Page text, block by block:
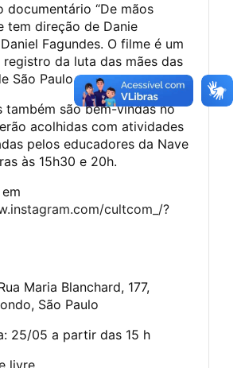
documentário “De mãos
tem direção de Danie
Fagundes. O filme é um
da luta das mães das
São Paulo.
também são bem-vindas no
acolhidas com atividades
pelos educadores da Nave
às 15h30 e 20h.
cultcom_/?
Maria Blanchard, 177,
São Paulo
25/05 a partir das 15 h
livre